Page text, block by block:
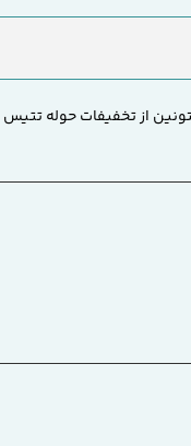
از تخفیفات حوله